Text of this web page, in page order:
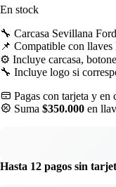
En stock
🔧 Carcasa Sevillana
📌 Compatible con
⚙️ Incluye carcasa,
🔧 Incluye logo si
Pagas con tarjeta y en
Suma $350.000 en
Hasta 12 pagos sin